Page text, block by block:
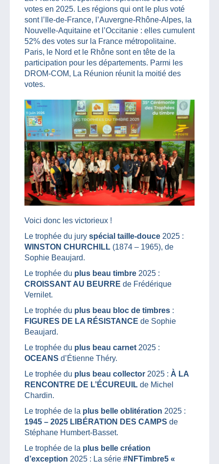
votes en 2025. Les régions qui ont le plus voté
sont l’Ile-de-France, l’Auvergne-Rhône-Alpes, la
Nouvelle-Aquitaine et l’Occitanie : elles cumulent
52% des votes sur la France métropolitaine.
Paris, le Nord et le Rhône sont en tête de la
participation pour les départements. Parmi les
DROM-COM, La Réunion réunit la moitié des
votes.
Voici donc les victorieux !
Le trophée du jury spécial taille-douce 2025 :
WINSTON CHURCHILL (1874 – 1965), de
Sophie Beaujard.
Le trophée du plus beau timbre 2025 :
CROISSANT AU BEURRE de Frédérique
Vernilet.
Le trophée du plus beau bloc de timbres :
FIGURES DE LA RÉSISTANCE de Sophie
Beaujard.
Le trophée du plus beau carnet 2025 :
OCEANS d’Étienne Théry.
Le trophée du plus beau collector 2025 : À LA
RENCONTRE DE L’ÉCUREUIL de Michel
Chardin.
Le trophée de la plus belle oblitération 2025 :
1945 – 2025 LIBÉRATION DES CAMPS de
Stéphane Humbert-Basset.
Le trophée de la plus belle création
d’exception 2025 : La série #NFTimbre5 «